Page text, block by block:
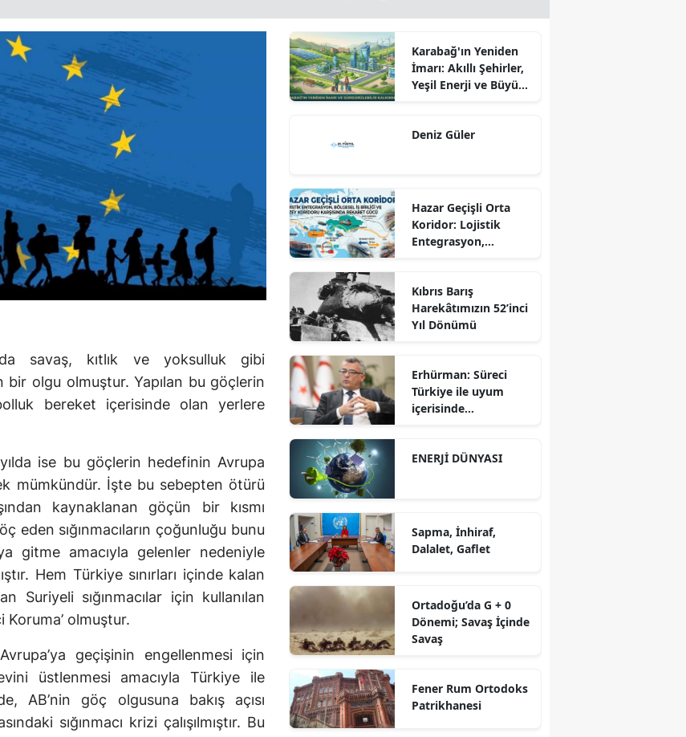
savaş, kıtlık ve yoksulluk gibi
bir olgu olmuştur. Yapılan bu göçlerin
bereket içerisinde olan yerlere
ise bu göçlerin hedefinin Avrupa
mümkündür. İşte bu sebepten ötürü
kaynaklanan göçün bir kısmı
eden sığınmacıların çoğunluğu bunu
gitme amacıyla gelenler nedeniyle
Hem Türkiye sınırları içinde kalan
Suriyeli sığınmacılar için kullanılan
Koruma’ olmuştur.
geçişinin engellenmesi için
üstlenmesi amacıyla Türkiye ile
AB’nin göç olgusuna bakış açısı
sığınmacı krizi çalışılmıştır. Bu
Karabağ'ın Yeniden
İmarı: Akıllı Şehirler,
Yeşil Enerji ve Büyük
Sürdürülebilir
Deniz Güler
Hazar Geçişli Orta
Koridor: Lojistik
Entegrasyon,
Karşısında Rekabet
Gücü
Kıbrıs Barış
Harekâtımızın 52’inci
Yıl Dönümü
Erhürman: Süreci
Türkiye ile uyum
içerisinde
ENERJİ DÜNYASI
Sapma, İnhiraf,
Dalalet, Gaflet
Ortadoğu’da G + 0
Dönemi; Savaş İçinde
Savaş
Fener Rum Ortodoks
Patrikhanesi